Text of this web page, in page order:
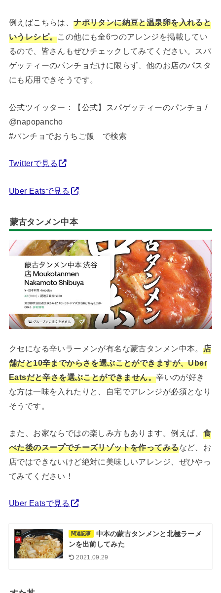
例えばこちらは、ナポリタンに納豆と温泉卵を入れると
いうレシピ。この他にも全6つのアレンジを掲載してい
るので、皆さんもぜひチェックしてみてください。スパ
ゲッティーのパンチョだけに限らず、他のお店のパスタ
にも応用できそうです。
公式ツイッター：【公式】スパゲッティーのパンチョ /
@napopancho
#パンチョでおうちご飯 で検索
Twitterで見る
Uber Eatsで見る
蒙古タンメン中本
クセになる辛いラーメンが有名な蒙古タンメン中本。 店
舗だと10辛までからさを選ぶことができますが、Uber
Eatsだと辛さを選ぶことができません。辛いのが好き
な方は一味を入れたりと、自宅でアレンジが必須となり
そうです。
また、お家ならではの楽しみ方もあります。例えば、 食
べた後のスープでチーズリゾットを作ってみるなど、お
店ではできないけど絶対に美味しいアレンジ、ぜひやっ
てみてください！
Uber Eatsで見る
関連記事
中本の蒙古タンメンと北極ラーメ
ンを出前してみた
2021.09.29